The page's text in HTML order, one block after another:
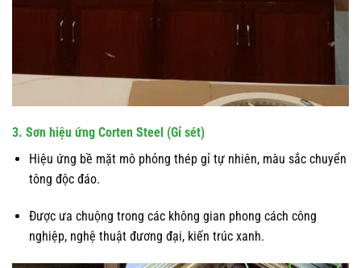
3. Sơn hiệu ứng Corten Steel (Gỉ sét)
Hiệu ứng bề mặt mô phỏng thép gỉ tự nhiên, màu sắc chuyển
tông độc đáo.
Được ưa chuộng trong các không gian phong cách công
nghiệp, nghệ thuật đương đại, kiến trúc xanh.